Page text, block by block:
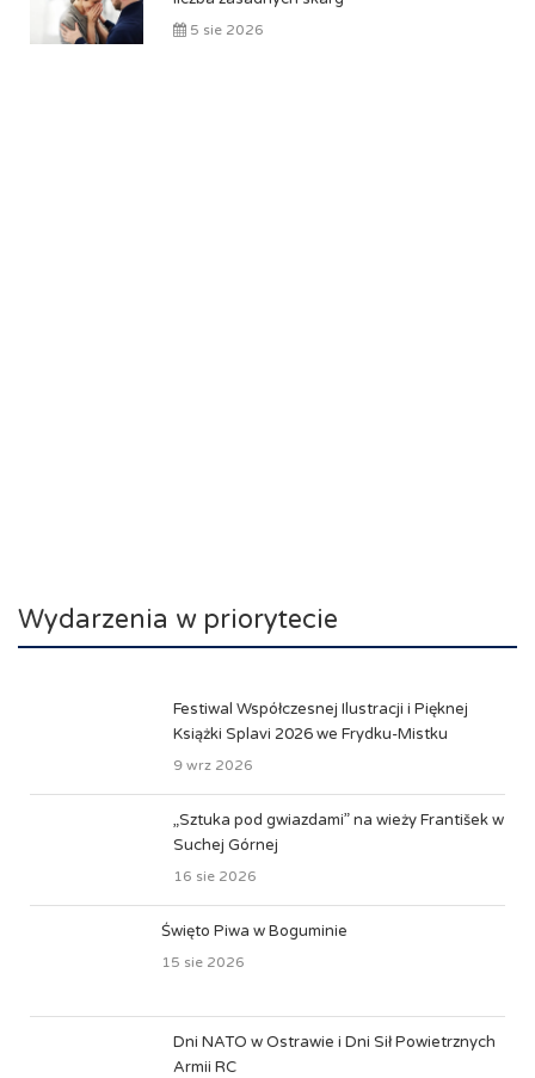
5 sie 2026
Wydarzenia w priorytecie
Festiwal Współczesnej Ilustracji i Pięknej
Książki Splavi 2026 we Frydku-Mistku
9 wrz 2026
„Sztuka pod gwiazdami” na wieży František w
Suchej Górnej
16 sie 2026
Święto Piwa w Boguminie
15 sie 2026
Dni NATO w Ostrawie i Dni Sił Powietrznych
Armii RC